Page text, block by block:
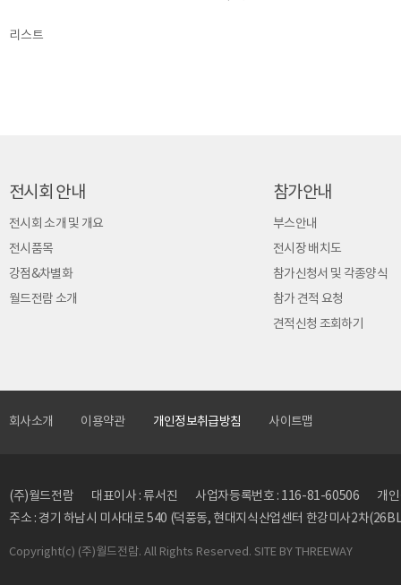
리스트
전시회 안내
전시회 소개 및 개요
전시품목
강점&차별화
월드전람 소개
참가안내
부스안내
전시장 배치도
참가신청서 및 각종양식
참가 견적 요청
견적신청 조회하기
회사소개 이용약관 개인정보취급방침 사이트맵
(주)월드전람 대표이사 : 류서진 사업자등록번호 : 116-81-60506
개
주소 : 경기 하남시 미사대로 540 (덕풍동, 현대지식산업센터 한강미사2차
Copyright(c) (주)월드전람. All Rights Reserved. SITE BY THREEWAY